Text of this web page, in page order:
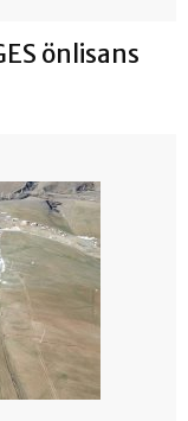
önlisans